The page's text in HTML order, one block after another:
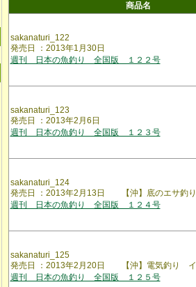
商品名
sakanaturi_122
発売日 ：2013年1月30日
週刊 日本の魚釣り 全国版 １２２号
sakanaturi_123
発売日 ：2013年2月6日
週刊 日本の魚釣り 全国版 １２３号
sakanaturi_124
発売日 ：2013年2月13日 【沖】底のエサ釣
週刊 日本の魚釣り 全国版 １２４号
sakanaturi_125
発売日 ：2013年2月20日 【沖】電気釣り イ
週刊 日本の魚釣り 全国版 １２５号